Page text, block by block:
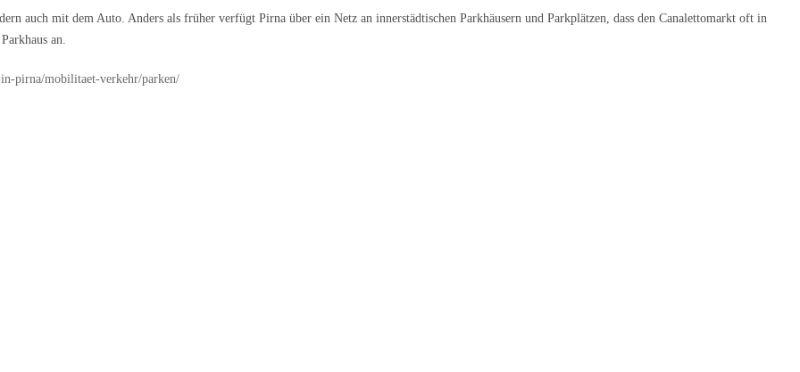
auch mit dem Auto. Anders als früher verfügt Pirna über ein Netz an innerstädtischen Parkhäusern und Parkplätzen, dass den Canalettomarkt oft in
an.
pirna/mobilitaet-verkehr/parken/